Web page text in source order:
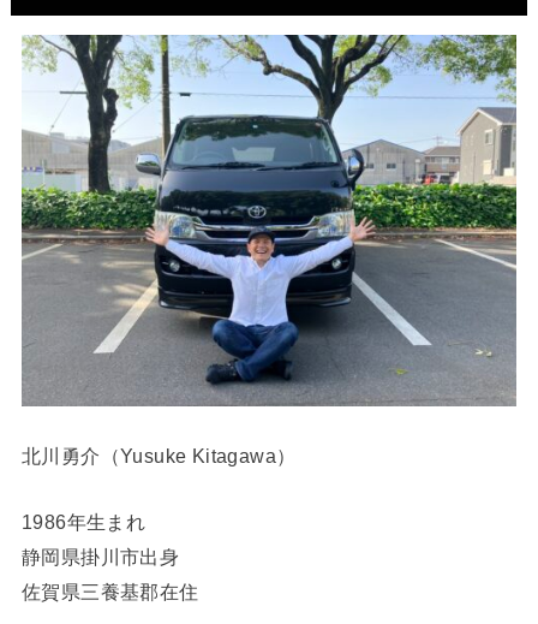
北川勇介（Yusuke Kitagawa）
1986年生まれ
静岡県掛川市出身
佐賀県三養基郡在住